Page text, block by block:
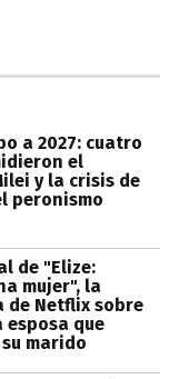
a 2027: cuatro
el
y la crisis de
peronismo
de "Elize:
mujer", la
de Netflix sobre
esposa que
marido